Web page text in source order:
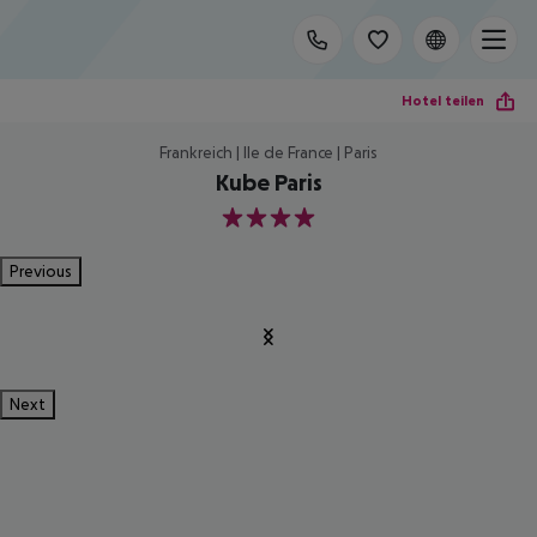
Hotel teilen
Frankreich | Ile de France | Paris
Kube Paris
4
Previous
Next